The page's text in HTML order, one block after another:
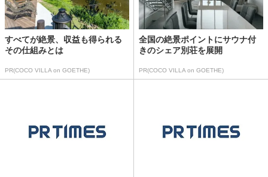
すべてが絶景、収益も得られる
その仕組みとは
PR(COCO VILLA on GOETHE)
全国の絶景ポイントにサウナ付
きのシェア別荘を展開
PR(COCO VILLA on GOETHE)